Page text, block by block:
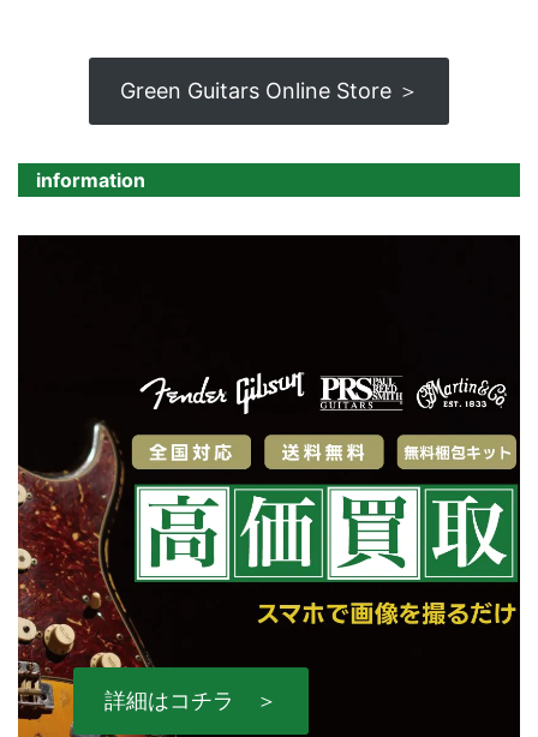
Green Guitars Online Store ＞
information
詳細はコチラ ＞